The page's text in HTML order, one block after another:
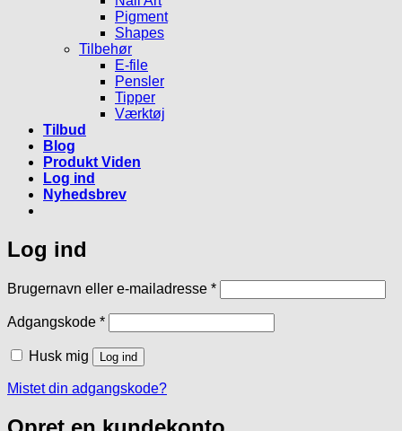
Pigment
Shapes
Tilbehør
E-file
Pensler
Tipper
Værktøj
Tilbud
Blog
Produkt Viden
Log ind
Nyhedsbrev
Log ind
Brugernavn eller e-mailadresse *Påkrævet
Adgangskode *Påkrævet
Husk mig Log ind
Mistet din adgangskode?